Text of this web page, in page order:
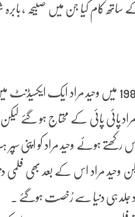
ساتھ کام کیا جن میں صبیحہ ،
کہا جاتا ہے کہ 1980 میں وحید مراد
مراد پائی پائی کے محتاج ہو گئے
رکھتے ہوئے وحید مراد کو اپنی
وحید مراد اس کے بعد بھی فلمی
جلد ہی دنیا سے رُخصت ہوگئے ۔